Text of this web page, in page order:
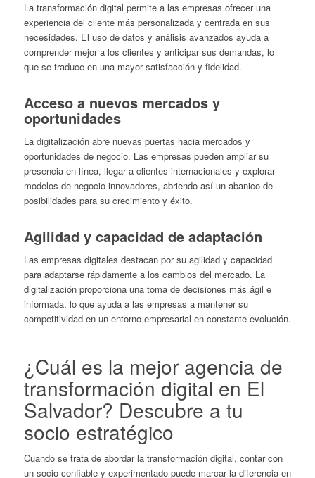
La transformación digital permite a las empresas ofrecer una
experiencia del cliente más personalizada y centrada en sus
necesidades. El uso de datos y análisis avanzados ayuda a
comprender mejor a los clientes y anticipar sus demandas, lo
que se traduce en una mayor satisfacción y fidelidad.
Acceso a nuevos mercados y
oportunidades
La digitalización abre nuevas puertas hacia mercados y
oportunidades de negocio. Las empresas pueden ampliar su
presencia en línea, llegar a clientes internacionales y explorar
modelos de negocio innovadores, abriendo así un abanico de
posibilidades para su crecimiento y éxito.
Agilidad y capacidad de adaptación
Las empresas digitales destacan por su agilidad y capacidad
para adaptarse rápidamente a los cambios del mercado. La
digitalización proporciona una toma de decisiones más ágil e
informada, lo que ayuda a las empresas a mantener su
competitividad en un entorno empresarial en constante evolución.
¿Cuál es la mejor agencia de
transformación digital en El
Salvador? Descubre a tu
socio estratégico
Cuando se trata de abordar la transformación digital, contar con
un socio confiable y experimentado puede marcar la diferencia en